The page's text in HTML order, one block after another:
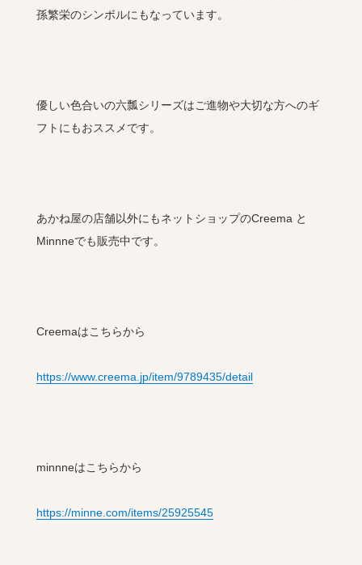
孫繁栄のシンボルにもなっています。
優しい色合いの六瓢シリーズはご進物や大切な方へのギ
フトにもおススメです。
あかね屋の店舗以外にもネットショップのCreema と
Minnneでも販売中です。
Creemaはこちらから
https://www.creema.jp/item/9789435/detail
minnneはこちらから
https://minne.com/items/25925545